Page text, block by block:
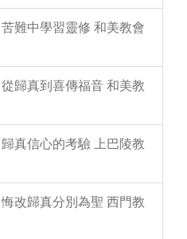
難中學習靈修 和美教會
歸真到喜傳福音 和美教
真信心的考驗 上巴陵教
改歸真分別為聖 西門教